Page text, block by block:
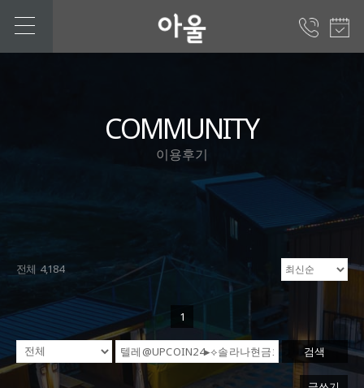
COMMUNITY
이용후기
전체 4,184
1
검색